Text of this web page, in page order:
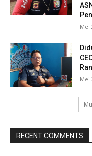
Mei
Mei
RECENT COMMENTS